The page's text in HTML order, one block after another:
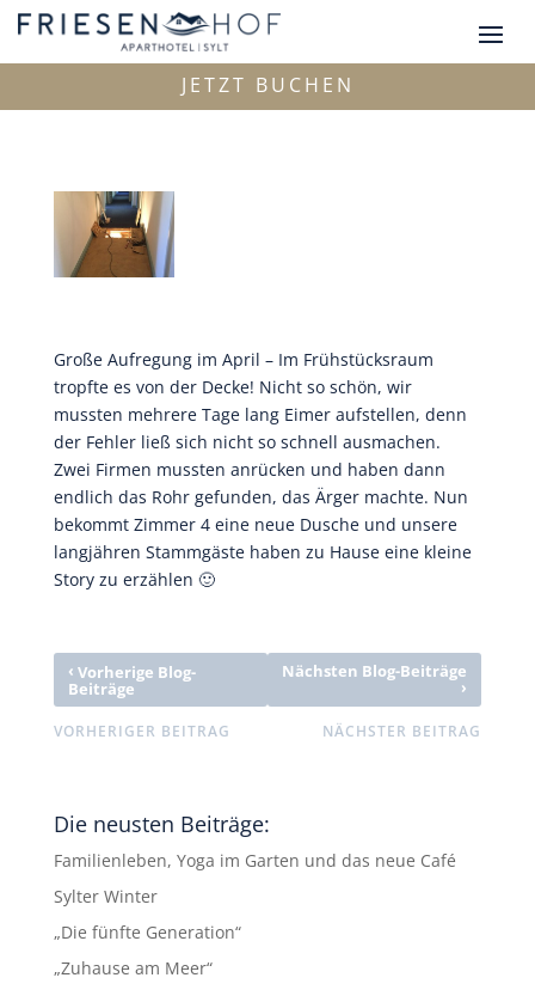
JETZT BUCHEN
Große Aufregung im April – Im Frühstücksraum
tropfte es von der Decke! Nicht so schön, wir
mussten mehrere Tage lang Eimer aufstellen, denn
der Fehler ließ sich nicht so schnell ausmachen.
Zwei Firmen mussten anrücken und haben dann
endlich das Rohr gefunden, das Ärger machte. Nun
bekommt Zimmer 4 eine neue Dusche und unsere
langjähren Stammgäste haben zu Hause eine kleine
Story zu erzählen 🙂
‹ Vorherige Blog-
Beiträge
VORHERIGER BEITRAG
Nächsten Blog-Beiträge
›
NÄCHSTER BEITRAG
Die neusten Beiträge:
Familienleben, Yoga im Garten und das neue Café
Sylter Winter
„Die fünfte Generation“
„Zuhause am Meer“